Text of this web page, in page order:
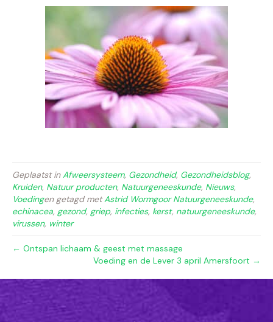
Geplaatst inAfweersysteem, Gezondheid, Gezondheidsblog,
Kruiden, Natuur producten, Natuurgeneeskunde, Nieuws,
Voedingen getagd metAstrid Wormgoor Natuurgeneeskunde,
echinacea, gezond, griep, infecties, kerst, natuurgeneeskunde,
virussen, winter
← Ontspan lichaam & geest met massage
Voeding en de Lever 3 april Amersfoort →